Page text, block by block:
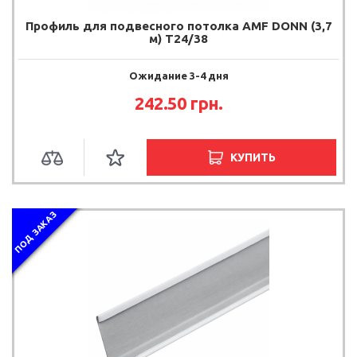
Профиль для подвесного потолка AMF DONN (3,7
м) T24/38
Ожидание 3-4 дня
242.50 грн.
КУПИТЬ
ПОД ЗАКАЗ